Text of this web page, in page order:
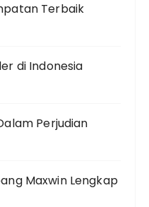
Terbaik
di Indonesia
Perjudian
Maxwin Lengkap